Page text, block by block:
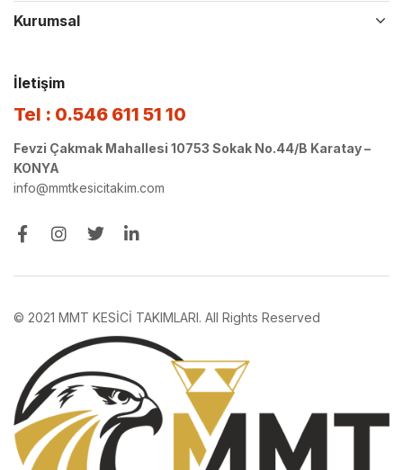
Kurumsal
İletişim
Tel : 0.546 611 51 10
Fevzi Çakmak Mahallesi 10753 Sokak No.44/B Karatay –
KONYA
info@mmtkesicitakim.com
© 2021 MMT KESİCİ TAKIMLARI. All Rights Reserved